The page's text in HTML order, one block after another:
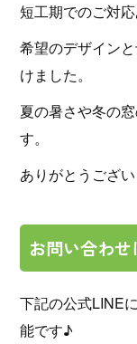
短工期でのご対
希望のデザイン
けました。
夏の暑さや冬の
す。
ありがとうござい
お問い合わ
下記の公式LINE
能です♪